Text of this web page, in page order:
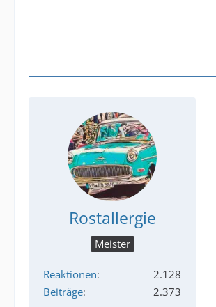
Rostallergie
Meister
Reaktionen
2.128
Beiträge
2.373